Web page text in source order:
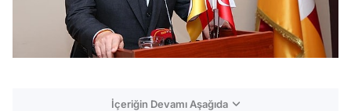
İçeriğin Devamı Aşağıda